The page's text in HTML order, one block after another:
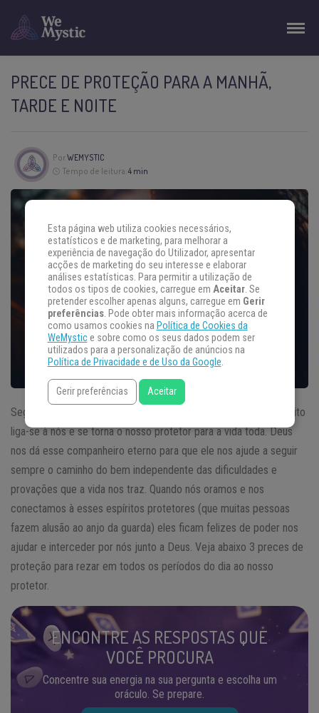
PRECE DE PROTEÇÃO PARA A MANHÃ,
TARDE E NOITE
PorWEMYSTIC
Tempo de leitura:4 min
Segundo a doutrina
, assim que nascemos um bom espírito
liga-se à nós e se torna o nosso protetor para a vida toda. Deus
nos dá esse companheiro eterno para que ele nos ajude a seguir
sempre o caminho do bem independente das dificuldades e
provações que a vida nos traz. Quando nós oramos e nos
conectamos à esses espíritos protetores (que muitas pessoas
fazem alusão ao anjo da guarda) eles ficam felizes de poder nos
ajudar e interceder por nós junto a Deus. Veja abaixo 3 preces de
proteção para rezar em todos os períodos do dia ao nosso
protetor.
ENCONTRE AS RESPOSTAS QUE
VOCÊ PROCURA
Concentre sua energia na sua pergunta e escolha um
oráculo. Se prepare.
Esta página web utiliza cookies necessários,
estatísticos e de marketing, para melhorar a
experiência de navegação do Utilizador, apresentar
acções de marketing do seu interesse e elaborar
análises estatísticas. Para permitir a utilização de
todos os tipos de cookies, carregue em Aceitar. Se
pretender escolher apenas alguns, carregue em Gerir
preferências. Pode obter mais informação acerca de
como usamos cookies na Política de Cookies da
WeMystice sobre como os seus dados podem ser
utilizados para a personalização de anúncios na
Política de Privacidade e de Uso da Google.
Gerir preferências Aceitar